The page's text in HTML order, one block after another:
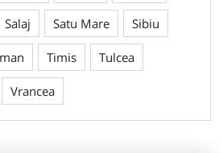
Salaj Satu Mare Sibiu
Timis Tulcea
Vrancea